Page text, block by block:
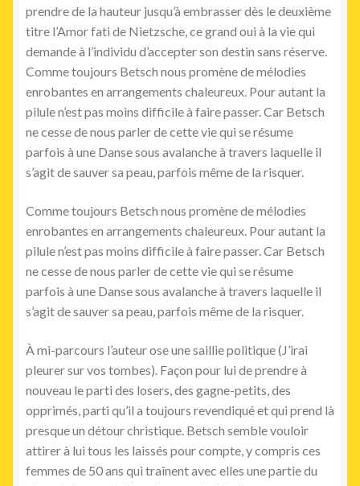
prendre de la hauteur jusqu’à embrasser dès le deuxième
titre l’Amor fati de Nietzsche, ce grand oui à la vie qui
demande à l’individu d’accepter son destin sans réserve.
Comme toujours Betsch nous promène de mélodies
enrobantes en arrangements chaleureux. Pour autant la
pilule n’est pas moins difficile à faire passer. Car Betsch
ne cesse de nous parler de cette vie qui se résume
parfois à une Danse sous avalanche à travers laquelle il
s’agit de sauver sa peau, parfois même de la risquer.
Comme toujours Betsch nous promène de mélodies
enrobantes en arrangements chaleureux. Pour autant la
pilule n’est pas moins difficile à faire passer. Car Betsch
ne cesse de nous parler de cette vie qui se résume
parfois à une Danse sous avalanche à travers laquelle il
s’agit de sauver sa peau, parfois même de la risquer.
À mi-parcours l’auteur ose une saillie politique (J’irai
pleurer sur vos tombes). Façon pour lui de prendre à
nouveau le parti des losers, des gagne-petits, des
opprimés, parti qu’il a toujours revendiqué et qui prend là
presque un détour christique. Betsch semble vouloir
attirer à lui tous les laissés pour compte, y compris ces
femmes de 50 ans qui traînent avec elles une partie du